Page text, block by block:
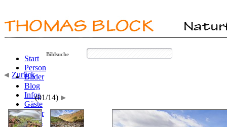
Start
Person
Bilder
Blog
Infos
Gäste
Poster
Links
Bildsuche
Zurück
(01/14)